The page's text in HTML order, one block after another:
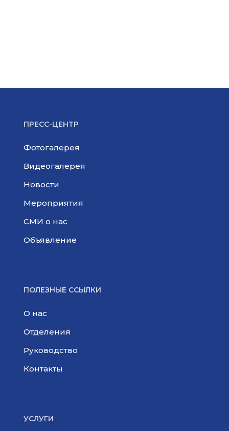
ПРЕСС-ЦЕНТР
Фотогалерея
Видеогалерея
Новости
Мероприятия
СМИ о нас
Объявление
ПОЛЕЗНЫЕ ССЫЛКИ
О нас
Отделения
Руководство
Контакты
УСЛУГИ